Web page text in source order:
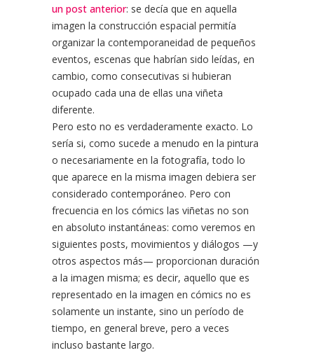
un post anterior: se decía que en aquella
imagen la construcción espacial permitía
organizar la contemporaneidad de pequeños
eventos, escenas que habrían sido leídas, en
cambio, como consecutivas si hubieran
ocupado cada una de ellas una viñeta
diferente.
Pero esto no es verdaderamente exacto. Lo
sería si, como sucede a menudo en la pintura
o necesariamente en la fotografía, todo lo
que aparece en la misma imagen debiera ser
considerado contemporáneo. Pero con
frecuencia en los cómics las viñetas no son
en absoluto instantáneas: como veremos en
siguientes posts, movimientos y diálogos —y
otros aspectos más— proporcionan duración
a la imagen misma; es decir, aquello que es
representado en la imagen en cómics no es
solamente un instante, sino un período de
tiempo, en general breve, pero a veces
incluso bastante largo.